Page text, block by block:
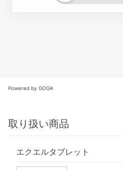
Powered by GOGA
取り扱い商品
エクエルタブレット